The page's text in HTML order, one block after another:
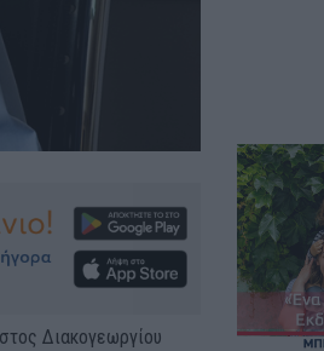
Διακογεωργίου